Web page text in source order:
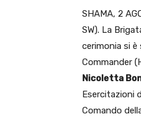
SHAMA, 2
SW). La
cerimonia si è
Commander
Nicoletta
Esercitazioni
Comando